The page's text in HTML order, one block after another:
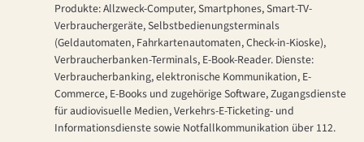
Produkte: Allzweck-Computer, Smartphones, Smart-TV-
Verbrauchergeräte, Selbstbedienungsterminals
(Geldautomaten, Fahrkartenautomaten, Check-in-Kioske),
Verbraucherbanken-Terminals, E-Book-Reader. Dienste:
Verbraucherbanking, elektronische Kommunikation, E-
Commerce, E-Books und zugehörige Software, Zugangsdienste
für audiovisuelle Medien, Verkehrs-E-Ticketing- und
Informationsdienste sowie Notfallkommunikation über 112.